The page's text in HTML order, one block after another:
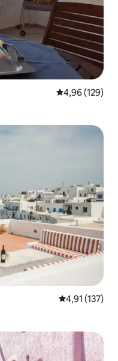
Classificação
4,96 (129)
Classificação
4,91 (137)